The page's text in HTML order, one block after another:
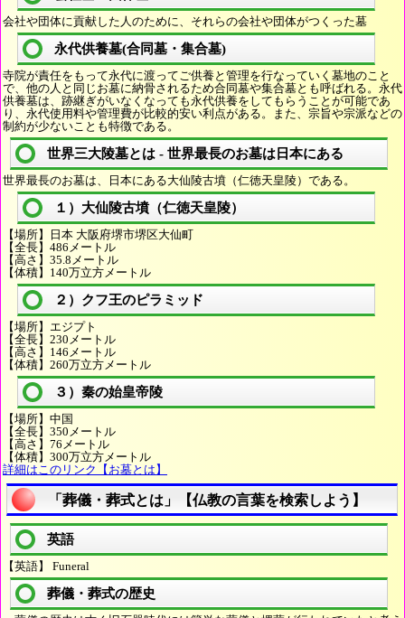
会社や団体に貢献した人のために、それらの会社や団体がつくった墓
永代供養墓(合同墓・集合墓)
寺院が責任をもって永代に渡ってご供養と管理を行なっていく墓地のこと
で、他の人と同じお墓に納骨されるため合同墓や集合墓とも呼ばれる。永代
供養墓は、跡継ぎがいなくなっても永代供養をしてもらうことが可能であ
り、永代使用料や管理費が比較的安い利点がある。また、宗旨や宗派などの
制約が少ないことも特徴である。
世界三大陵墓とは - 世界最長のお墓は日本にある
世界最長のお墓は、日本にある大仙陵古墳（仁徳天皇陵）である。
１）大仙陵古墳（仁徳天皇陵）
【場所】日本 大阪府堺市堺区大仙町
【全長】486メートル
【高さ】35.8メートル
【体積】140万立方メートル
２）クフ王のピラミッド
【場所】エジプト
【全長】230メートル
【高さ】146メートル
【体積】260万立方メートル
３）秦の始皇帝陵
【場所】中国
【全長】350メートル
【高さ】76メートル
【体積】300万立方メートル
詳細はこのリンク【お墓とは】
「葬儀・葬式とは」【仏教の言葉を検索しよう】
英語
【英語】 Funeral
葬儀・葬式の歴史